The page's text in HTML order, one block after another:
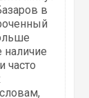
в
часто